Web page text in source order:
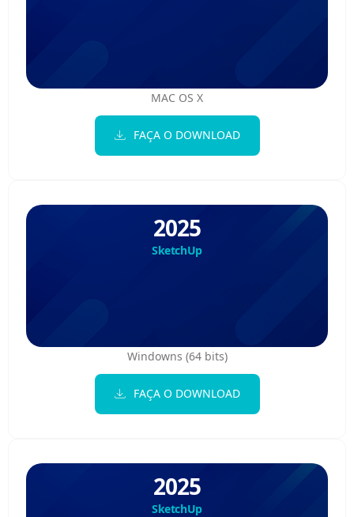
MAC OS X
FAÇA O DOWNLOAD
2025
SketchUp
Windowns (64 bits)
FAÇA O DOWNLOAD
2025
SketchUp